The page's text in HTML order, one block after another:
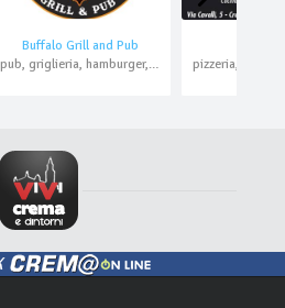
Buffalo Grill and Pub
pub, griglieria, hamburger, pizzeria, asporto